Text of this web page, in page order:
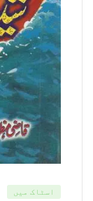
اسٹاک میں